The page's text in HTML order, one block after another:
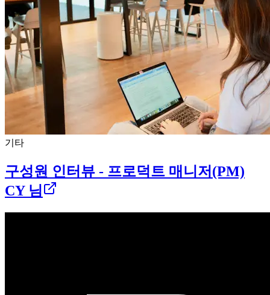
기타
구성원 인터뷰 - 프로덕트 매니저(PM)
CY 님